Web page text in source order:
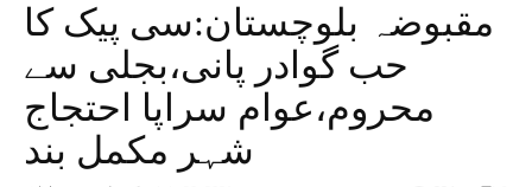
مقبوضہ بلوچستان:سی پیک کا
حب گوادر پانی،بجلی سے
محروم،عوام سراپا احتجاج
شہر مکمل بند